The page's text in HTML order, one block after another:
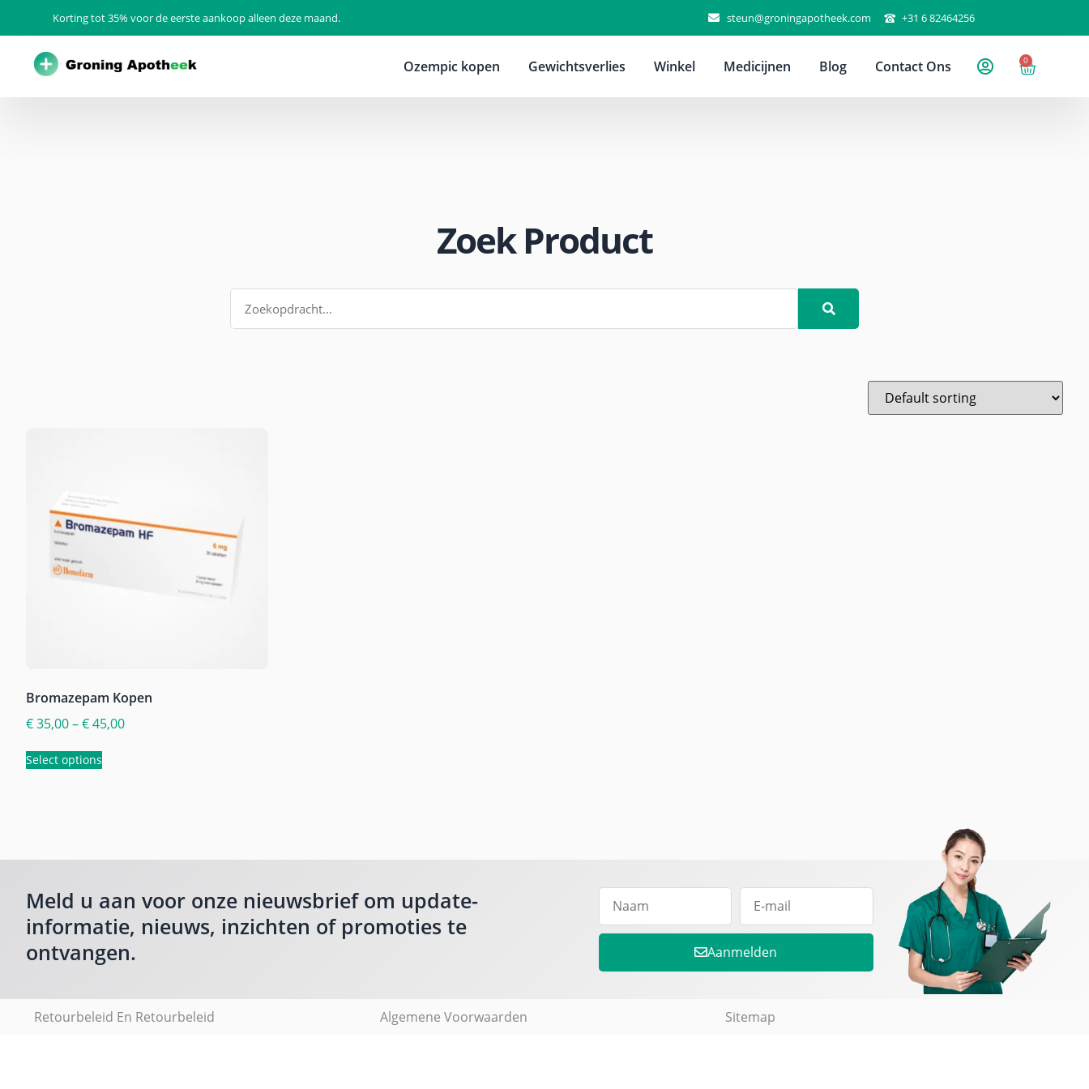
Korting tot 35% voor de eerste aankoop alleen deze maand. steun@groningapotheek.com +31 6 82464256
Ozempic kopen Gewichtsverlies Winkel Medicijnen Blog Contact Ons 0
Zoek Product
Bromazepam Kopen
€35,00–€45,00
Select options
Meld u aan voor onze nieuwsbrief om update-
informatie, nieuws, inzichten of promoties te
ontvangen.
Aanmelden
Retourbeleid En Retourbeleid Algemene Voorwaarden Sitemap